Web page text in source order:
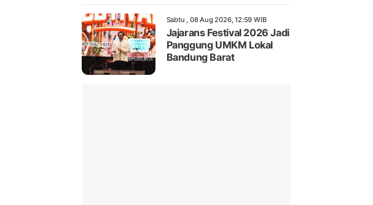
Sabtu , 08 Aug 2026, 12:59 WIB
Jajarans Festival 2026 Jadi
Panggung UMKM Lokal
Bandung Barat